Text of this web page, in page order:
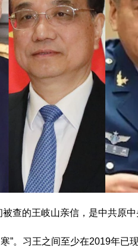
查的王岐山亲信，是中共原中
”。习王之间至少在2019年已